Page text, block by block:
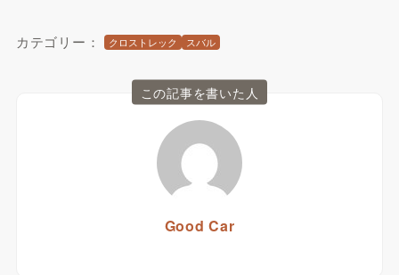
カテゴリー： クロストレック スバル
この記事を書いた人
Good Car